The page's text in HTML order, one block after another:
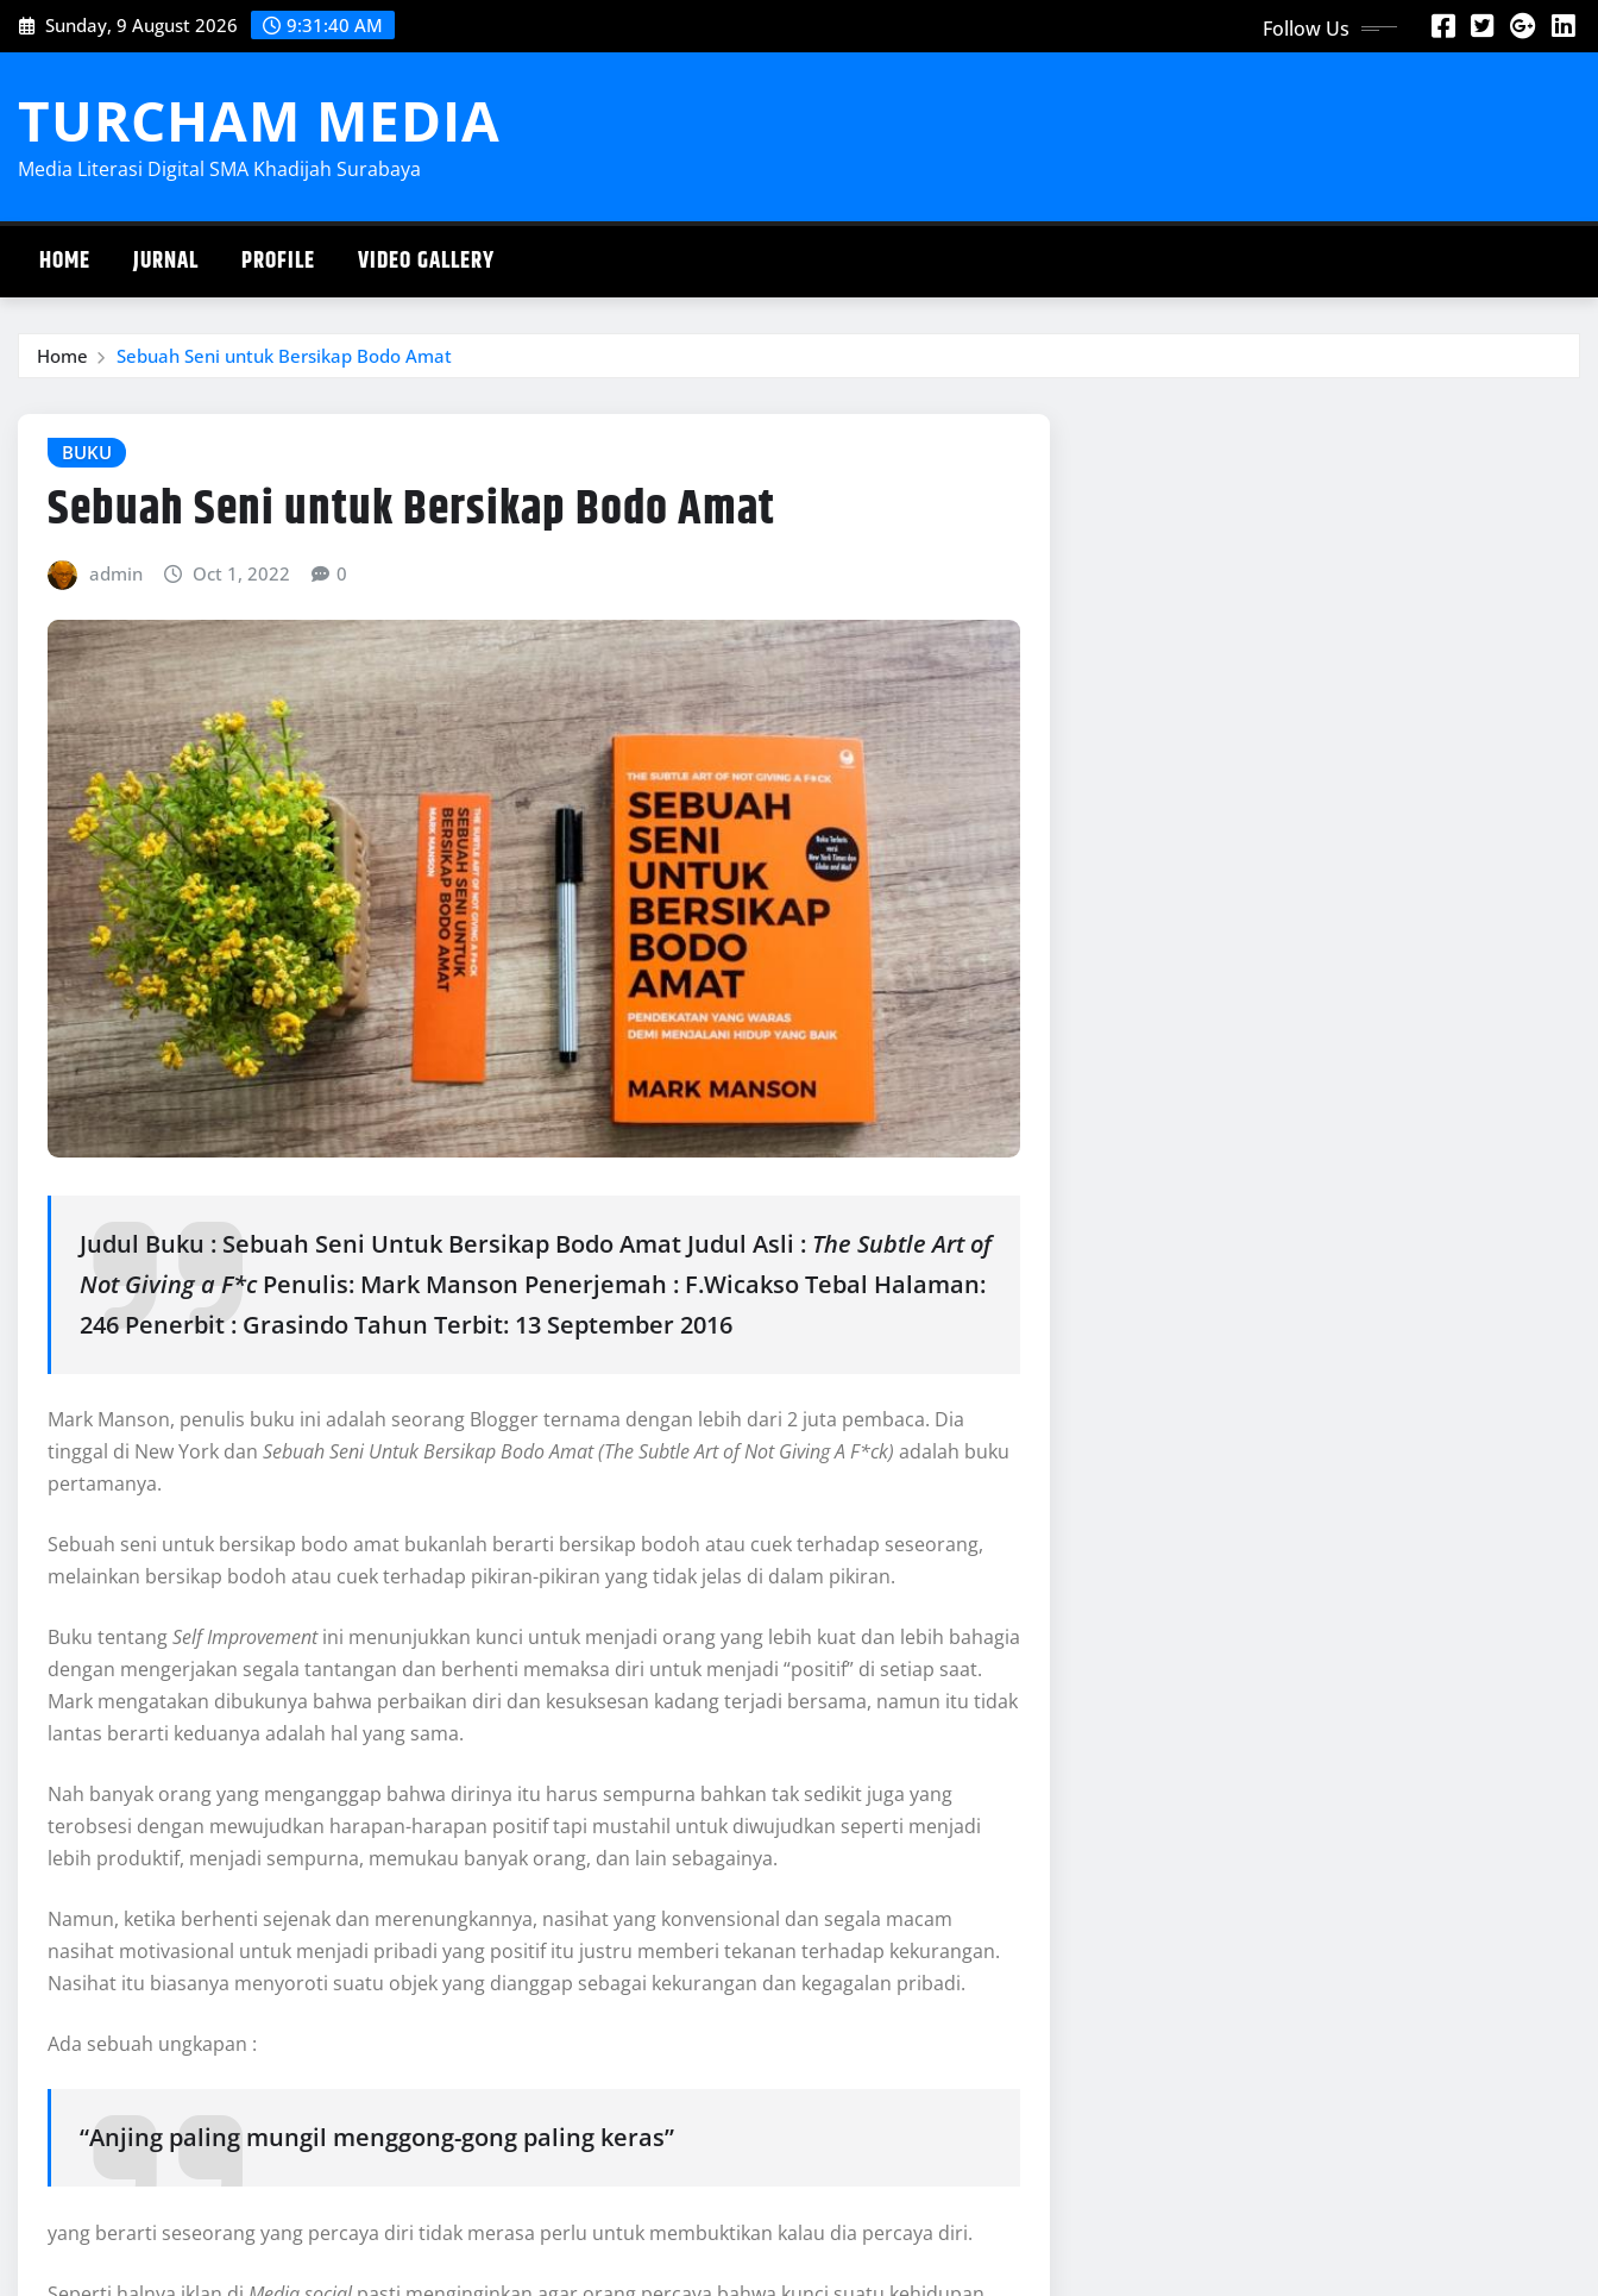
Skip
to
Sunday, 9 August 2026 9:31:41 AM Follow Us
TURCHAM MEDIA
Media Literasi Digital SMA Khadijah Surabaya
HOME JURNAL PROFILE VIDEO GALLERY
Home Sebuah Seni untuk Bersikap Bodo Amat
BUKU
Sebuah Seni untuk Bersikap Bodo Amat
admin Oct 1, 2022 0
Judul Buku : Sebuah Seni Untuk Bersikap Bodo Amat Judul Asli : The Subtle Art of
Not Giving a F*cPenulis: Mark Manson Penerjemah : F.Wicakso Tebal Halaman:
246 Penerbit : Grasindo Tahun Terbit: 13 September 2016
Mark Manson, penulis buku ini adalah seorang Blogger ternama dengan lebih dari 2 juta pembaca. Dia
tinggal di New York dan Sebuah Seni Untuk Bersikap Bodo Amat (The Subtle Art of Not Giving A F*ck) adalah buku
pertamanya.
Sebuah seni untuk bersikap bodo amat bukanlah berarti bersikap bodoh atau cuek terhadap seseorang,
melainkan bersikap bodoh atau cuek terhadap pikiran-pikiran yang tidak jelas di dalam pikiran.
Buku tentangSelf Improvementini menunjukkan kunci untuk menjadi orang yang lebih kuat dan lebih bahagia
dengan mengerjakan segala tantangan dan berhenti memaksa diri untuk menjadi “positif” di setiap saat.
Mark mengatakan dibukunya bahwa perbaikan diri dan kesuksesan kadang terjadi bersama, namun itu tidak
lantas berarti keduanya adalah hal yang sama.
Nah banyak orang yang menganggap bahwa dirinya itu harus sempurna bahkan tak sedikit juga yang
terobsesi dengan mewujudkan harapan-harapan positif tapi mustahil untuk diwujudkan seperti menjadi
lebih produktif, menjadi sempurna, memukau banyak orang, dan lain sebagainya.
Namun, ketika berhenti sejenak dan merenungkannya, nasihat yang konvensional dan segala macam
nasihat motivasional untuk menjadi pribadi yang positif itu justru memberi tekanan terhadap kekurangan.
Nasihat itu biasanya menyoroti suatu objek yang dianggap sebagai kekurangan dan kegagalan pribadi.
Ada sebuah ungkapan :
“Anjing paling mungil menggong-gong paling keras”
yang berarti seseorang yang percaya diri tidak merasa perlu untuk membuktikan kalau dia percaya diri.